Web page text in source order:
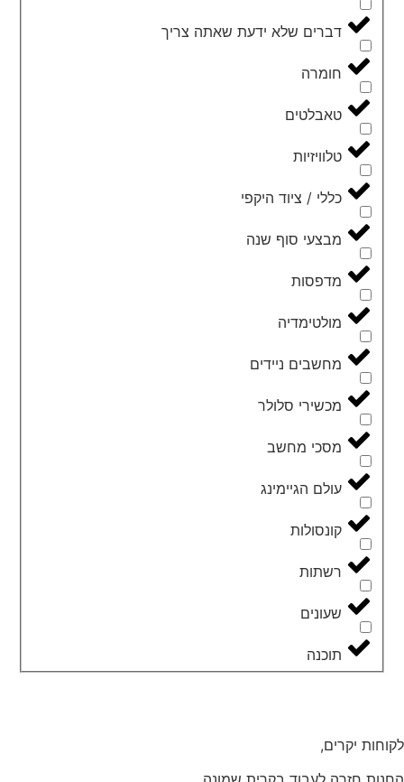
דברים שלא ידעת שאתה צריך
חומרה
טאבלטים
טלוויזיות
כללי / ציוד היקפי
מבצעי סוף שנה
מדפסות
מולטימדיה
מחשבים ניידים
מכשירי סלולר
מסכי מחשב
עולם הגיימינג
קונסולות
רשתות
שעונים
תוכנה
לקוחות יקרים,